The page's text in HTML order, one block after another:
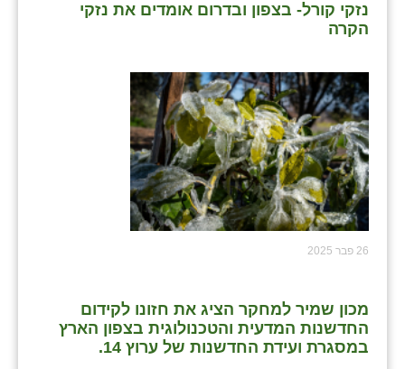
נזקי קורל- בצפון ובדרום אומדים את נזקי
הקרה
26 פבר 2025
מכון שמיר למחקר הציג את חזונו לקידום
החדשנות המדעית והטכנולוגית בצפון הארץ
במסגרת ועידת החדשנות של ערוץ 14.